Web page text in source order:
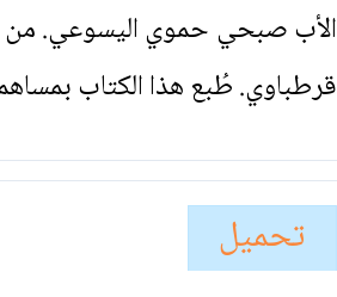
الأب صبحي حموي اليسوعي. من
قرطباوي. طُبع هذا الكتاب
تحميل